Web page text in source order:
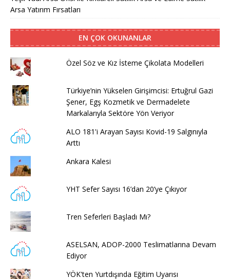
Arsa Yatırım Fırsatları
EN ÇOK OKUNANLAR
Özel Söz ve Kız İsteme Çikolata Modelleri
Türkiye’nin Yükselen Girişimcisi: Ertuğrul Gazi
Şener, Egş Kozmetik ve Dermadelete
Markalarıyla Sektöre Yön Veriyor
ALO 181'i Arayan Sayısı Kovid-19 Salgınıyla
Arttı
Ankara Kalesi
YHT Sefer Sayısı 16’dan 20’ye Çıkıyor
Tren Seferleri Başladı Mı?
ASELSAN, ADOP-2000 Teslimatlarına Devam
Ediyor
YÖK'ten Yurtdışında Eğitim Uyarısı